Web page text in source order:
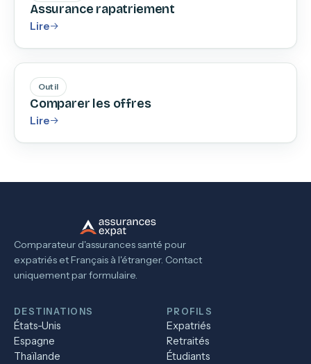
Assurance rapatriement
Lire
Outil
Comparer les offres
Lire
Comparateur d'assurances santé pour
expatriés et Français à l'étranger. Contact
uniquement par formulaire.
DESTINATIONS
États-Unis
Espagne
Thaïlande
PROFILS
Expatriés
Retraités
Étudiants